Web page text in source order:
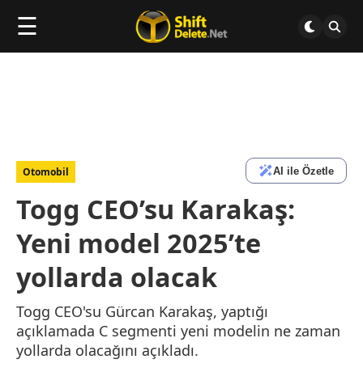
☰
Otomobil AI ile Özetle
Togg CEO’su Karakaş:
Yeni model 2025’te
yollarda olacak
Togg CEO'su Gürcan Karakaş, yaptığı
açıklamada C segmenti yeni modelin ne zaman
yollarda olacağını açıkladı.